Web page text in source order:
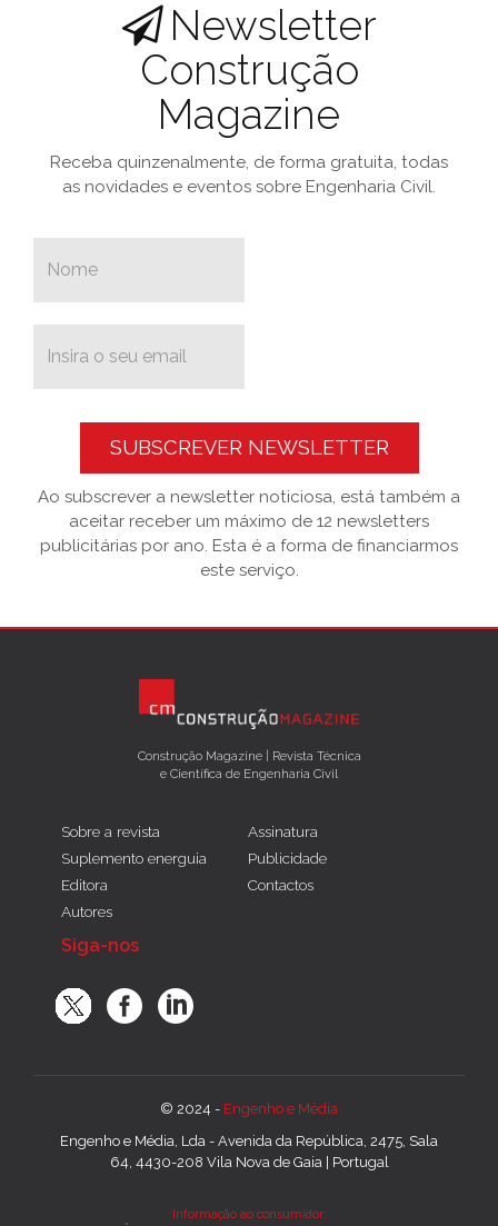
Newsletter
Construção
Magazine
Receba quinzenalmente, de forma gratuita, todas
as novidades e eventos sobre Engenharia Civil.
SUBSCREVER NEWSLETTER
Ao subscrever a newsletter noticiosa, está também a
aceitar receber um máximo de 12 newsletters
publicitárias por ano. Esta é a forma de financiarmos
este serviço.
Construção Magazine | Revista Técnica
e Científica de Engenharia Civil
Sobre a revista
Suplemento energuia
Editora
Autores
Assinatura
Publicidade
Contactos
Siga-nos
© 2024 - Engenho e Média
Engenho e Média, Lda - Avenida da República, 2475, Sala
64, 4430-208 Vila Nova de Gaia | Portugal
Informação ao consumidor: